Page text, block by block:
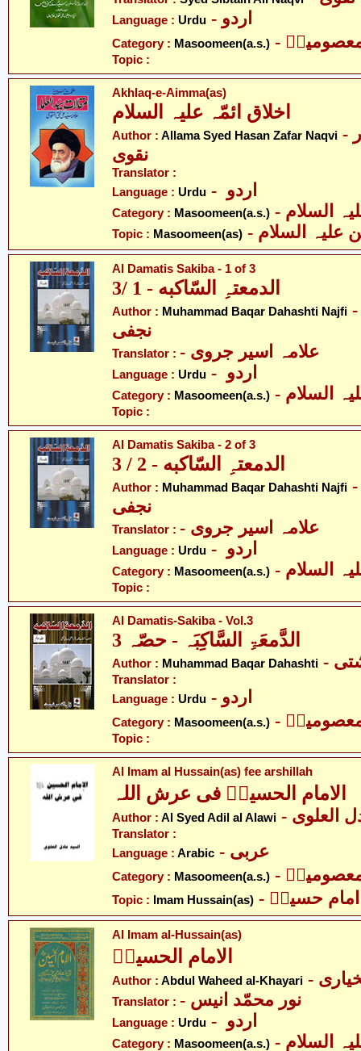
Language : Urdu - اردو
Category : Masoomeen(a.s.) معصومینؑ
Topic :
Akhlaq-e-Aimma(as)
Author : Allama Syed Hasan Zafar Naqvi - علامہ سیّد حسن ظفر
نقوی
Translator :
Language : Urdu
Category : Masoomeen(a.s.)
Topic : Masoomeen(as) علیہ السلام
Al Damatis Sakiba - 1 of 3
الدمعتہِ السّاکبه - 1 /3
Author : Muhammad Baqar Dahashti Najfi دہادشتی
نجفی
Translator : - علامہ اسیر جروی
Language : Urdu
Category : Masoomeen(a.s.)
Topic :
Al Damatis Sakiba - 2 of 3
الدمعتہِ السّاکبه - 2 / 3
Author : Muhammad Baqar Dahashti Najfi دہادشتی
نجفی
Translator : - علامہ اسیر جروی
Language : Urdu
Category : Masoomeen(a.s.)
Topic :
Al Damatis-Sakiba - Vol.3
الدَّمعَۃِ السَّاکِبَہ - حصّہ 3
Author : Muhammad Baqar Dahashti
Translator :
Language : Urdu - اردو
Category : Masoomeen(a.s.) معصومینؑ
Topic :
Al Imam al Hussain(as) fee arshillah
الامام الحسینؑ فی عرش اللہ
Author : Al Syed Adil al Alawi العلوی
Translator :
Language : Arabic - عربی
Category : Masoomeen(a.s.) معصومینؑ
Topic : Imam Hussain(as) - امام حسینؑ
Al Imam al-Hussain(as)
الامام الحسینؑ
Author : Abdul Waheed al-Khayari
Translator : - نور محمّد انیس
Language : Urdu
Category : Masoomeen(a.s.)